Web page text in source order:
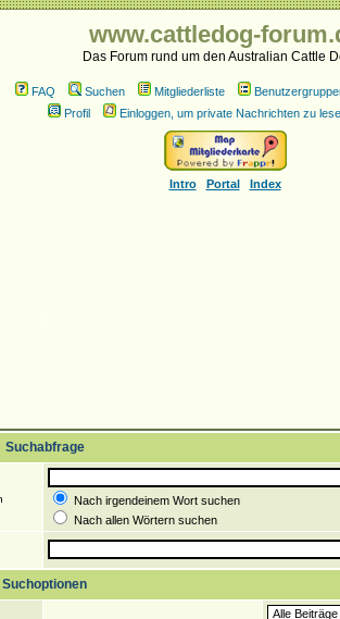
www.cattledog-
Das Forum rund um den Australian Cattle
FAQ Suchen Mitgliederliste
Profil
Einloggen, um private Nachrichten zu
Intro Portal Index
Suchabfrage
Nach irgendeinem Wort suchen
Nach allen Wörtern suchen
Suchoptionen